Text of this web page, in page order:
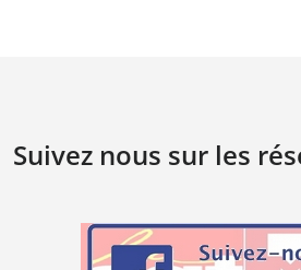
Suivez nous sur les